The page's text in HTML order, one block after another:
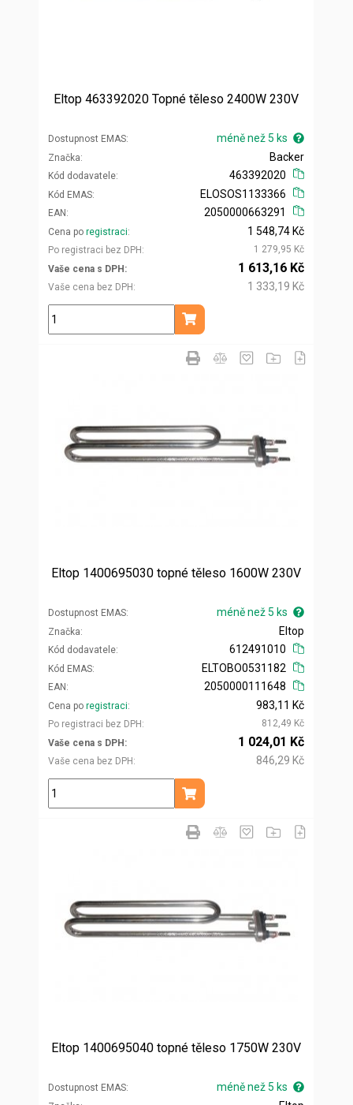
Eltop 463392020 Topné těleso 2400W 230V
Dostupnost EMAS méně než 5 ks
Značka
Kód dodavatele
Backer
463392020
Kód EMAS
EAN
ELOSOS1133366
2050000663291
Cena po registraci
Po registraci bez DPH
1 548,74 Kč
1 279,95 Kč
Vaše cena s DPH
Vaše cena bez DPH
1 613,16 Kč
1 333,19 Kč
ks
Přidat do košíku
Eltop 1400695030 topné těleso 1600W 230V
Dostupnost EMAS méně než 5 ks
Značka
Kód dodavatele
Eltop
612491010
Kód EMAS
EAN
ELTOBO0531182
2050000111648
Cena po registraci
Po registraci bez DPH
983,11 Kč
812,49 Kč
Vaše cena s DPH
Vaše cena bez DPH
1 024,01 Kč
846,29 Kč
ks
Přidat do košíku
Eltop 1400695040 topné těleso 1750W 230V
Dostupnost EMAS méně než 5 ks